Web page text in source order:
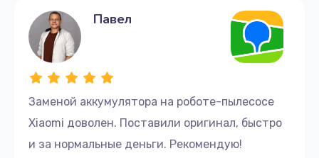
Заменой аккумулятора на роботе-пылесосе
Xiaomi доволен. Поставили оригинал, быстро
и за нормальные деньги. Рекомендую!
Павел